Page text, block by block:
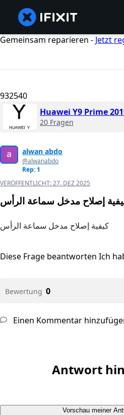
Gemeinsam reparieren - Jetzt
932540
Huawei Y9 Prime
20 Fragen
alwan abdo
@alwanabdo
Rep: 1
VERÖFFENTLICHT:27. DEZ 2025
إصلاح مدخل سماعة الرأس
كيفية إصلاح مدخل سماعة الرأس
Diese Frage beantworten Ich
Bewertung 0
Einen Kommentar
Antwort
Vorschau meiner